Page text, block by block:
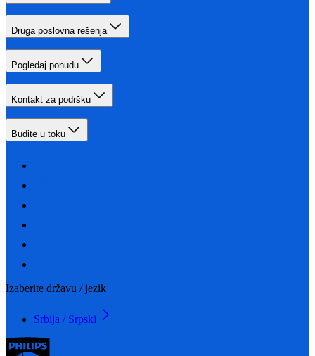
Druga poslovna rešenja
Pogledaj ponudu
Kontakt za podršku
Budite u toku
Izaberite državu / jezik
Srbija / Srpski